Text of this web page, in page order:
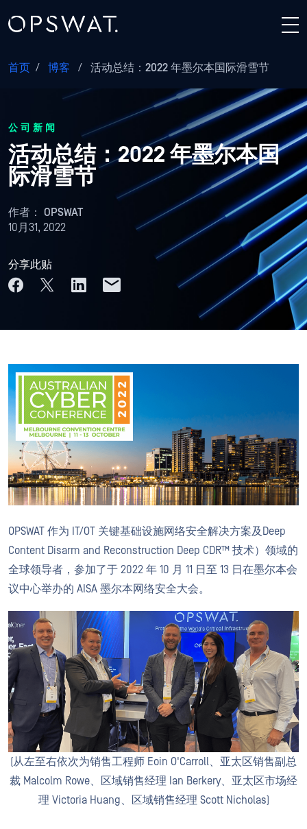
首页 / 博客 / 活动总结：2022 年墨尔本国际滑雪节
公司新闻
活动总结：2022 年墨尔本国
际滑雪节
作者： OPSWAT
10月31, 2022
分享此贴
OPSWAT 作为 IT/OT 关键基础设施网络安全解决方案及Deep
Content Disarm and Reconstruction Deep CDR™ 技术）领域的
全球领导者，参加了于 2022 年 10 月 11 日至 13 日在墨尔本会
议中心举办的 AISA 墨尔本网络安全大会。
(从左至右依次为销售工程师 Eoin O'Carroll、亚太区销售副总
裁 Malcolm Rowe、区域销售经理 Ian Berkery、亚太区市场经
理 Victoria Huang、区域销售经理 Scott Nicholas)